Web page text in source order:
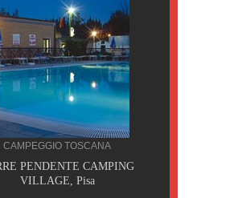
CAMPEGGIO TOSCANA
PENDENTE CAMPING
VILLAGE, Pisa